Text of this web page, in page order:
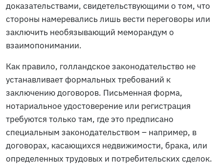
доказательствами, свидетельствующими о том, что
стороны намеревались лишь вести переговоры или
заключить необязывающий меморандум о
взаимопонимании.
Как правило, голландское законодательство не
устанавливает формальных требований к
заключению договоров. Письменная форма,
нотариальное удостоверение или регистрация
требуются только там, где это предписано
специальным законодательством – например, в
договорах, касающихся недвижимости, брака, или
определенных трудовых и потребительских сделок.